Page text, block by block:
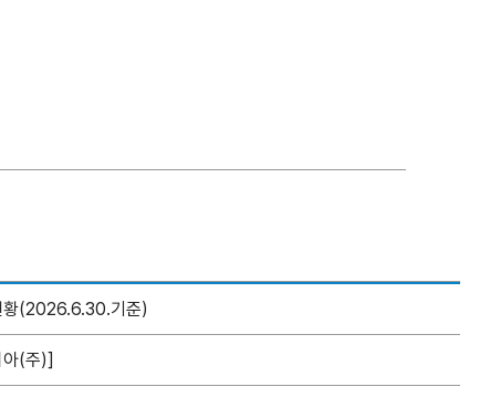
황(2026.6.30.기준)
아(주)]